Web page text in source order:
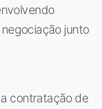
junto
contratação de